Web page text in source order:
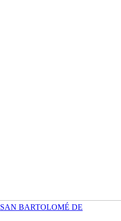
SAN BARTOLOMÉ DE